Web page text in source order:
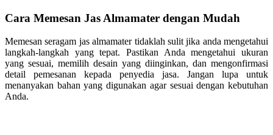
Cara Memesan Jas Almamater dengan Mudah
Memesan seragam jas almamater tidaklah sulit jika anda mengetahui
langkah-langkah yang tepat. Pastikan Anda mengetahui ukuran
yang sesuai, memilih desain yang diinginkan, dan mengonfirmasi
detail pemesanan kepada penyedia jasa. Jangan lupa untuk
menanyakan bahan yang digunakan agar sesuai dengan kebutuhan
Anda.